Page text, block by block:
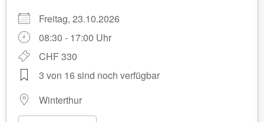
Freitag, 23.10.2026
08:30 - 17:00 Uhr
CHF 330
3 von 16 sind noch verfügbar
Winterthur